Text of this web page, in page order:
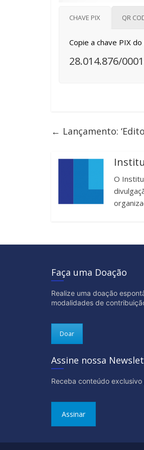
CHAVE PIX QR
Copie a chave PIX do
28.014.876/
← Lançamento:
O
Faça uma Doação
Realize uma doação
modalidades de
Doar
Assine nossa
Receba conteúdo exclusivo
Assinar